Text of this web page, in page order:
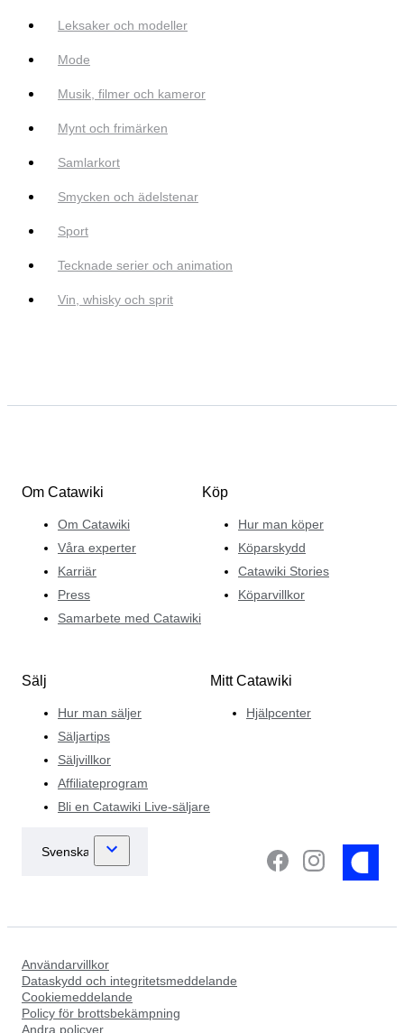
Leksaker och modeller
Mode
Musik, filmer och kameror
Mynt och frimärken
Samlarkort
Smycken och ädelstenar
Sport
Tecknade serier och animation
Vin, whisky och sprit
Om Catawiki
Om Catawiki
Våra experter
Karriär
Press
Samarbete med Catawiki
Köp
Hur man köper
Köparskydd
Catawiki Stories
Köparvillkor
Sälj
Hur man säljer
Säljartips
Säljvillkor
Affiliateprogram
Bli en Catawiki Live-säljare
Mitt Catawiki
Hjälpcenter
Användarvillkor
Dataskydd och integritetsmeddelande
Cookiemeddelande
Policy för brottsbekämpning
Andra policyer